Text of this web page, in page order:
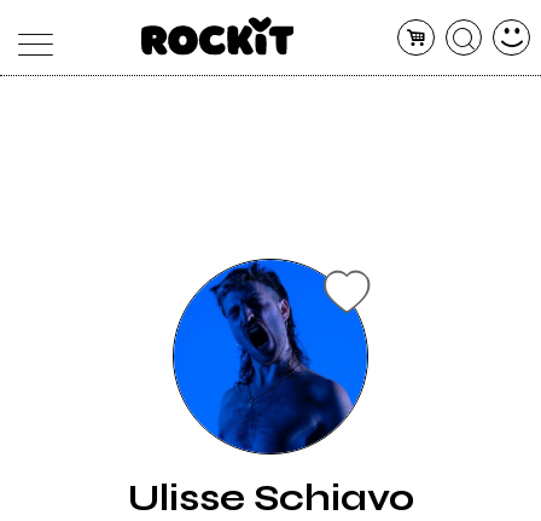
Ulisse Schiavo